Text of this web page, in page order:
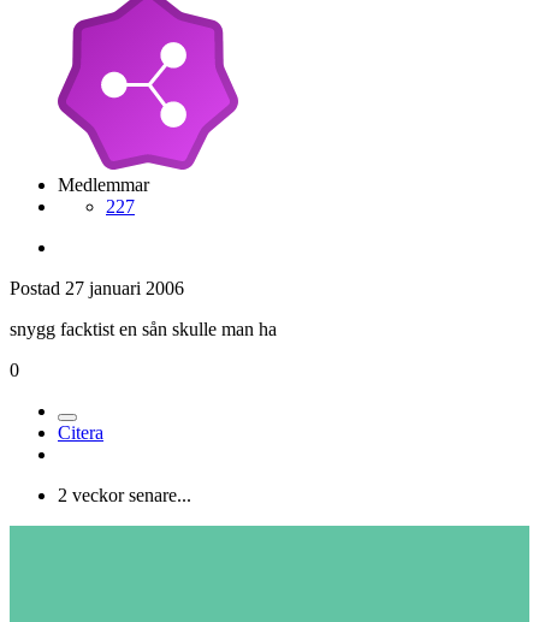
Medlemmar
227
Postad 27 januari 2006
snygg facktist en sån skulle man ha
0
Citera
2 veckor senare...